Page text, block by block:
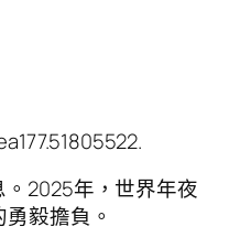
2025年，世界年夜
毅擔負。